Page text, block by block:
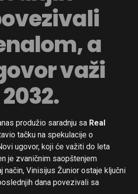
a
važi
produžio saradnju sa Real
tačku na spekulacije o
ugovor, koji će važiti do leta
je zvaničnim saopštenjem
način, Vinisijus Žunior ostaje ključni
dana povezivali sa